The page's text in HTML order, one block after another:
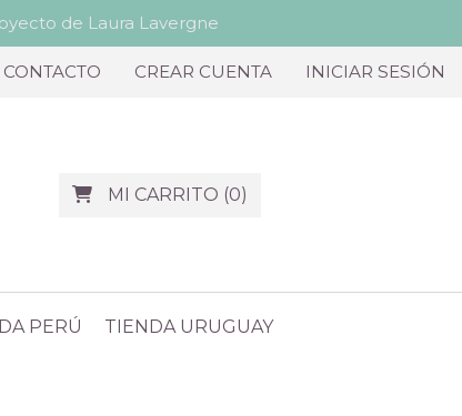
de Laura Lavergne
CONTACTO CREAR CUENTA INICIAR SESIÓN
MI CARRITO (0)
PERÚ TIENDA URUGUAY